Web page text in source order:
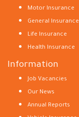
Motor Insurance
General Insurance
Life Insurance
Health Insurance
Information
Job Vacancies
Our News
Annual Reports